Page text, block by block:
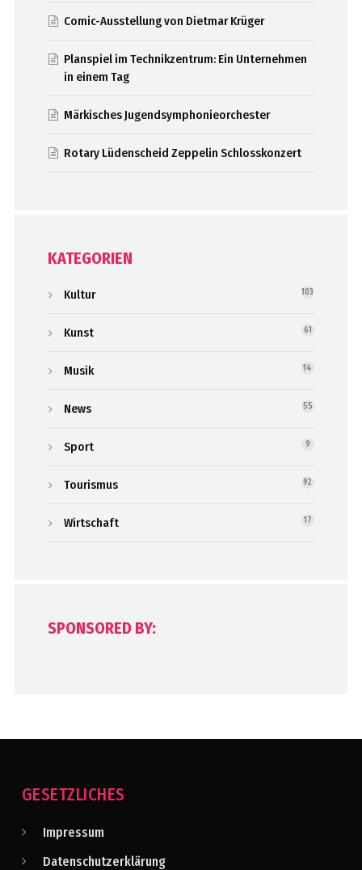
Comic-Ausstellung von Dietmar Krüger
Planspiel im Technikzentrum: Ein Unternehmen
in einem Tag
Märkisches Jugendsymphonieorchester
Rotary Lüdenscheid Zeppelin Schlosskonzert
KATEGORIEN
Kultur 103
Kunst 61
Musik 14
News 55
Sport 9
Tourismus 92
Wirtschaft 17
SPONSORED BY:
GESETZLICHES
Impressum
Datenschutzerklärung